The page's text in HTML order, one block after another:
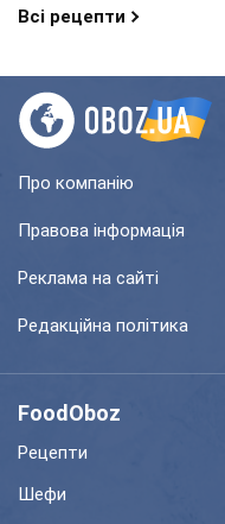
Всі рецепти
Про компанію
Правова інформація
Реклама на сайті
Редакційна політика
FoodOboz
Рецепти
Шефи